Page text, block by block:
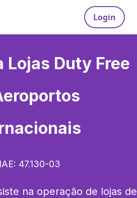
Login
Lojas Duty Free
47.130-03
na operação de lojas de